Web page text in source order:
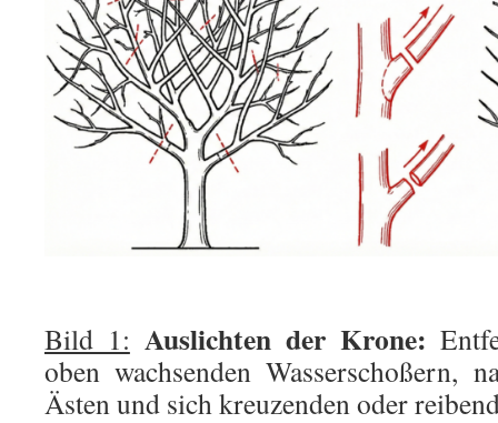
Bild 1: Auslichten der Krone:
oben wachsenden Wasserschoßern,
Ästen und sich kreuzenden oder